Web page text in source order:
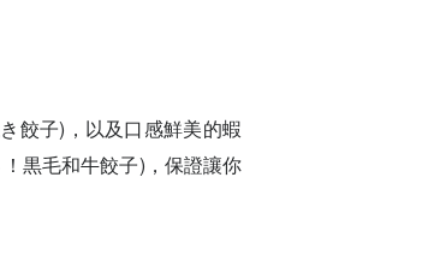
餃子)，以及口感鮮美的蝦
黒毛和牛餃子)，保證讓你